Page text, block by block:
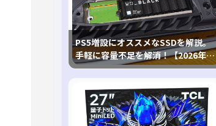
PS5増設にオススメなSSDを解説。
手軽に容量不足を解消！【2026年最
新、PS5 Proにも対応】